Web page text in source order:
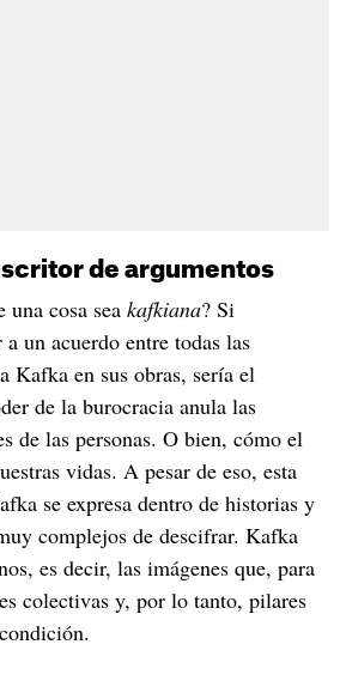
de argumentos
una cosa sea kafkiana? Si
un acuerdo entre todas las
Kafka en sus obras, sería el
de la burocracia anula las
de las personas. O bien, cómo el
vidas. A pesar de eso, esta
se expresa dentro de historias y
complejos de descifrar. Kafka
es decir, las imágenes que, para
colectivas y, por lo tanto, pilares